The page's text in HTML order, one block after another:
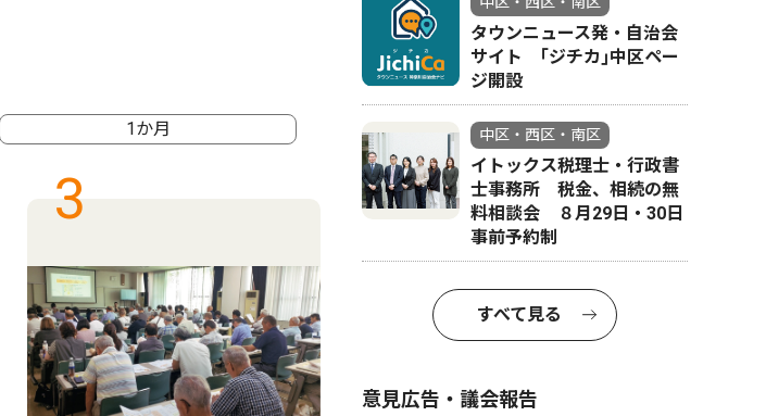
1か月
3 4
タウンニュース発・自治会
サイト ｢ジチカ｣中区ペー
ジ開設
中区・西区・南区
イトックス税理士・行政書
士事務所 税金、相続の無
料相談会 ８月29日・30日
事前予約制
すべて見る
意見広告・議会報告